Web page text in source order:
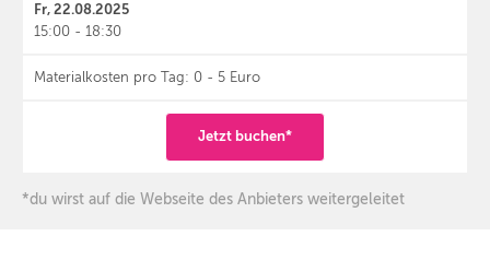
Fr, 22.08.2025
15:00 - 18:30
Materialkosten pro Tag: 0 - 5 Euro
Jetzt buchen*
*du wirst auf die Webseite des Anbieters weitergeleitet